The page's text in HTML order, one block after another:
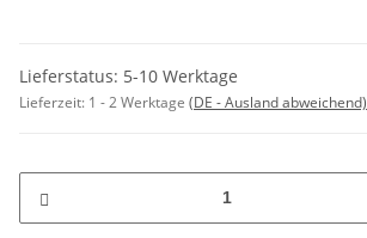
Lieferstatus: 5-10 Werktage
Lieferzeit: 1 - 2 Werktage (DE - Ausland abweichend)